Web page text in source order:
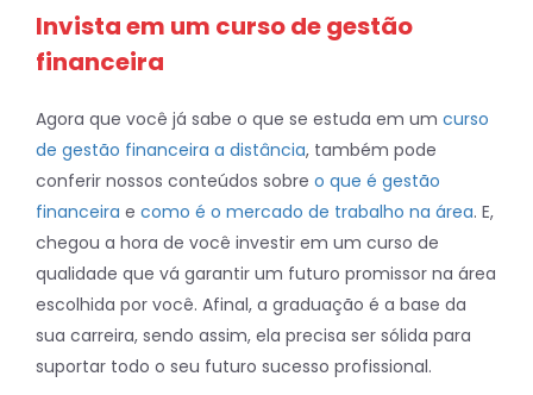
Invista em um curso de gestão
financeira
Agora que você já sabe o que se estuda em um curso
de gestão financeira a distância, também pode
conferir nossos conteúdos sobre o que é gestão
financeira e como é o mercado de trabalho na área. E,
chegou a hora de você investir em um curso de
qualidade que vá garantir um futuro promissor na área
escolhida por você. Afinal, a graduação é a base da
sua carreira, sendo assim, ela precisa ser sólida para
suportar todo o seu futuro sucesso profissional.